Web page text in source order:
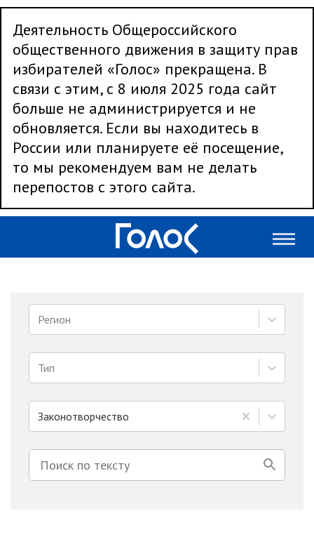
Деятельность Общероссийского
общественного движения в защиту прав
избирателей «Голос» прекращена. В
связи с этим, с 8 июля 2025 года сайт
больше не администрируется и не
обновляется. Если вы находитесь в
России или планируете её посещение,
то мы рекомендуем вам не делать
перепостов с этого сайта.
Регион
Тип
Законотворчество